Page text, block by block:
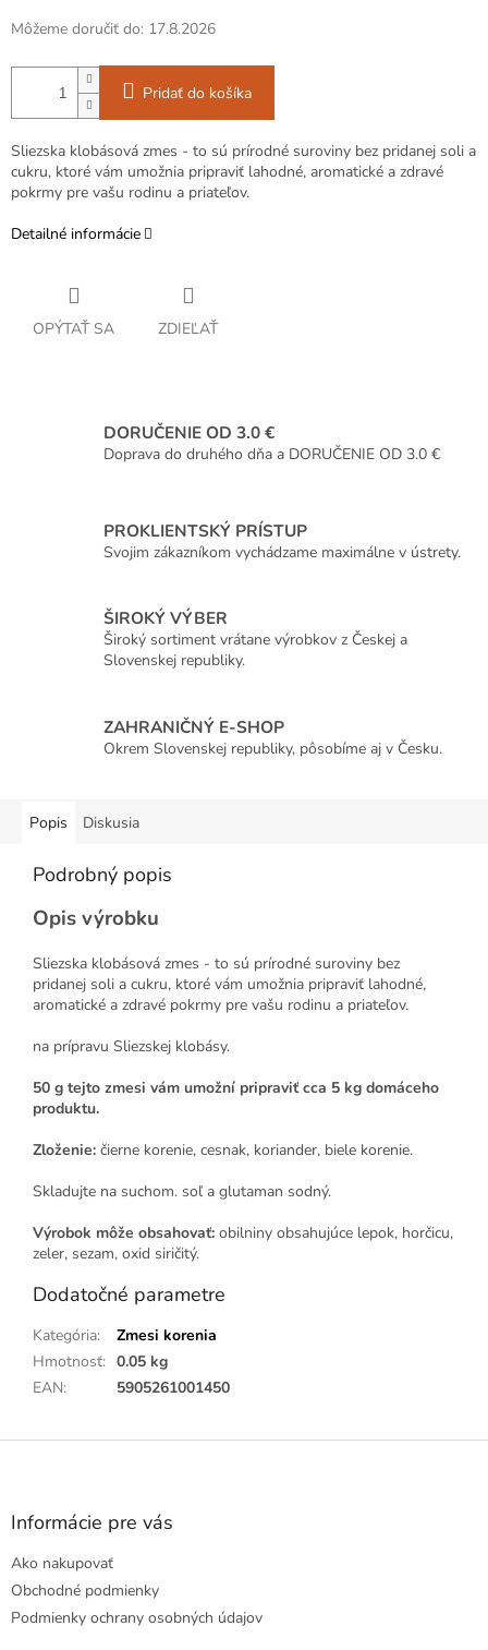
Môžeme doručiť do: 17.8.2026
Pridať do košíka
Sliezska klobásová zmes - to sú prírodné suroviny bez pridanej soli a
cukru, ktoré vám umožnia pripraviť lahodné, aromatické a zdravé
pokrmy pre vašu rodinu a priateľov.
Detailné informácie
OPÝTAŤ SA ZDIEĽAŤ
DORUČENIE OD 3.0 €
Doprava do druhého dňa a DORUČENIE OD 3.0 €
PROKLIENTSKÝ PRÍSTUP
Svojim zákazníkom vychádzame maximálne v ústrety.
ŠIROKÝ VÝBER
Široký sortiment vrátane výrobkov z Českej a
Slovenskej republiky.
ZAHRANIČNÝ E-SHOP
Okrem Slovenskej republiky, pôsobíme aj v Česku.
Popis Diskusia
Podrobný popis
Opis výrobku
Sliezska klobásová zmes - to sú prírodné suroviny bez
pridanej soli a cukru, ktoré vám umožnia pripraviť lahodné,
aromatické a zdravé pokrmy pre vašu rodinu a priateľov.
na prípravu Sliezskej klobásy.
50 g tejto zmesi vám umožní pripraviť cca 5 kg domáceho
produktu.
Zloženie: čierne korenie, cesnak, koriander, biele korenie.
Skladujte na suchom. soľ a glutaman sodný.
Výrobok môže obsahovať: obilniny obsahujúce lepok, horčicu,
zeler, sezam, oxid siričitý.
Dodatočné parametre
Kategória:
Zmesi korenia
Hmotnosť: 0.05 kg
EAN: 5905261001450
Z
Informácie pre vás
Ako nakupovať
Obchodné podmienky
Podmienky ochrany osobných údajov